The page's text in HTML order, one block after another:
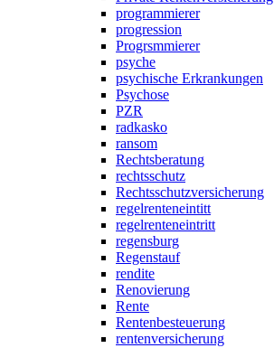
programmierer
progression
Progrsmmierer
psyche
psychische Erkrankungen
Psychose
PZR
radkasko
ransom
Rechtsberatung
rechtsschutz
Rechtsschutzversicherung
regelrenteneintitt
regelrenteneintritt
regensburg
Regenstauf
rendite
Renovierung
Rente
Rentenbesteuerung
rentenversicherung